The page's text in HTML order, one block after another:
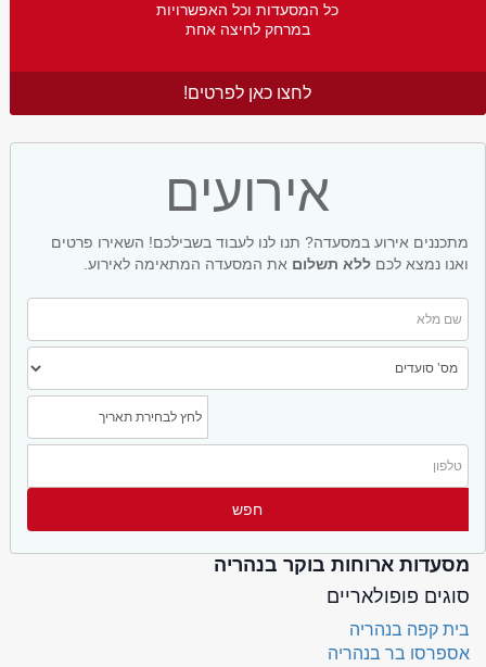
כל המסעדות וכל האפשרויות
במרחק לחיצה אחת
לחצו כאן לפרטים!
אירועים
מתכננים אירוע במסעדה? תנו לנו לעבוד בשבילכם! השאירו פרטים
ואנו נמצא לכם ללא תשלום את המסעדה המתאימה לאירוע.
מסעדות ארוחות בוקר בנהריה
סוגים פופולאריים
בית קפה בנהריה
אספרסו בר בנהריה